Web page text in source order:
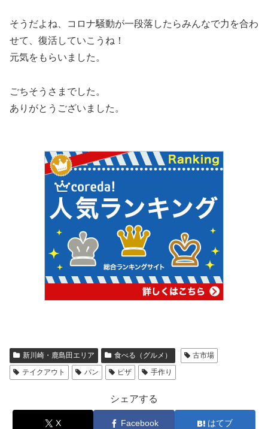
そうだよね、コロナ騒動が一段落したらみんなで力を合わ
せて、復活していこうね！
元気をもらいました。
ごちそうさまでした。
ありがとうございました。
新川崎・鹿島田エリア 食べる（グルメ）
古市場
テイクアウト
パン ピザ 手作り
シェアする
X Facebook はてブ